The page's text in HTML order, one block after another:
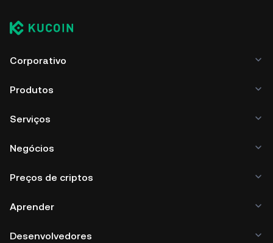
Corporativo
Produtos
Serviços
Negócios
Preços de criptos
Aprender
Desenvolvedores